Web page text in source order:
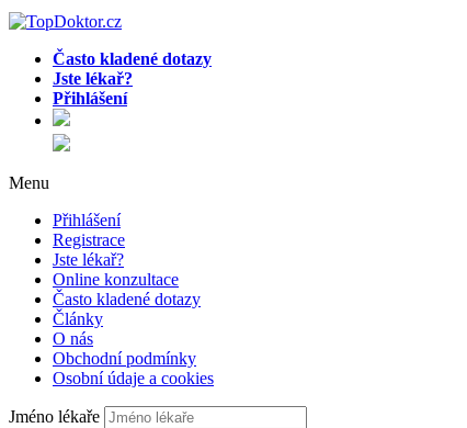
Často kladené dotazy
Jste lékař?
Přihlášení
Menu
Přihlášení
Registrace
Jste lékař?
Online konzultace
Často kladené dotazy
Články
O nás
Obchodní podmínky
Osobní údaje a cookies
Jméno lékaře